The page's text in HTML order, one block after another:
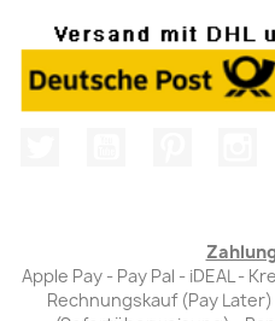
Apple Pay - Pay Pal - iDEAL -
Rechnungskauf (Pay